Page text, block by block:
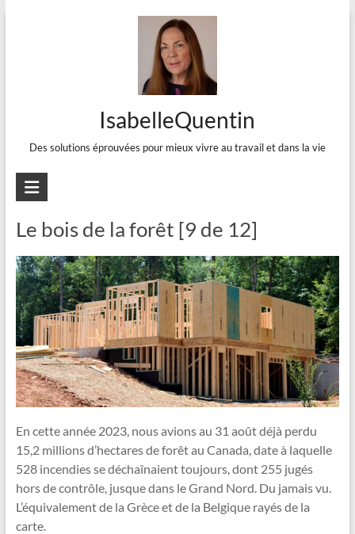
IsabelleQuentin
Des solutions éprouvées pour mieux vivre au travail et dans la vie
bois
Le bois de la forêt [9 de 12]
En cette année 2023, nous avions au 31 août déjà perdu
15,2 millions d’hectares de forêt au Canada, date à laquelle
528 incendies se déchaînaient toujours, dont 255 jugés
hors de contrôle, jusque dans le Grand Nord. Du jamais vu.
L’équivalement de la Grèce et de la Belgique rayés de la
carte.